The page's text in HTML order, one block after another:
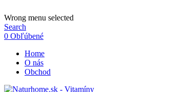
Wrong menu selected
Search
0 Obľúbené
Home
O nás
Obchod